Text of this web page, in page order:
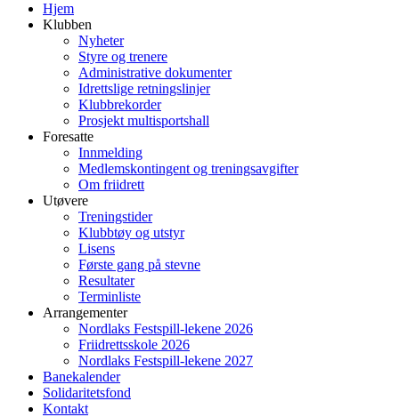
Hjem
Klubben
Nyheter
Styre og trenere
Administrative dokumenter
Idrettslige retningslinjer
Klubbrekorder
Prosjekt multisportshall
Foresatte
Innmelding
Medlemskontingent og treningsavgifter
Om friidrett
Utøvere
Treningstider
Klubbtøy og utstyr
Lisens
Første gang på stevne
Resultater
Terminliste
Arrangementer
Nordlaks Festspill-lekene 2026
Friidrettsskole 2026
Nordlaks Festspill-lekene 2027
Banekalender
Solidaritetsfond
Kontakt